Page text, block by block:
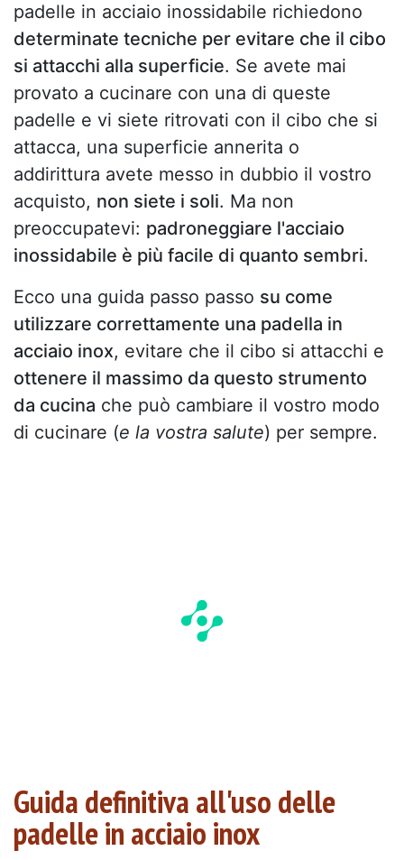
padelle in acciaio inossidabile richiedono
determinate tecniche per evitare che il cibo
si attacchi alla superficie. Se avete mai
provato a cucinare con una di queste
padelle e vi siete ritrovati con il cibo che si
attacca, una superficie annerita o
addirittura avete messo in dubbio il vostro
acquisto, non siete i soli. Ma non
preoccupatevi: padroneggiare l'acciaio
inossidabile è più facile di quanto sembri.
Ecco una guida passo passo su come
utilizzare correttamente una padella in
acciaio inox, evitare che il cibo si attacchi e
ottenere il massimo da questo strumento
da cucina che può cambiare il vostro modo
di cucinare (e la vostra salute) per sempre.
Guida definitiva all'uso delle
padelle in acciaio inox